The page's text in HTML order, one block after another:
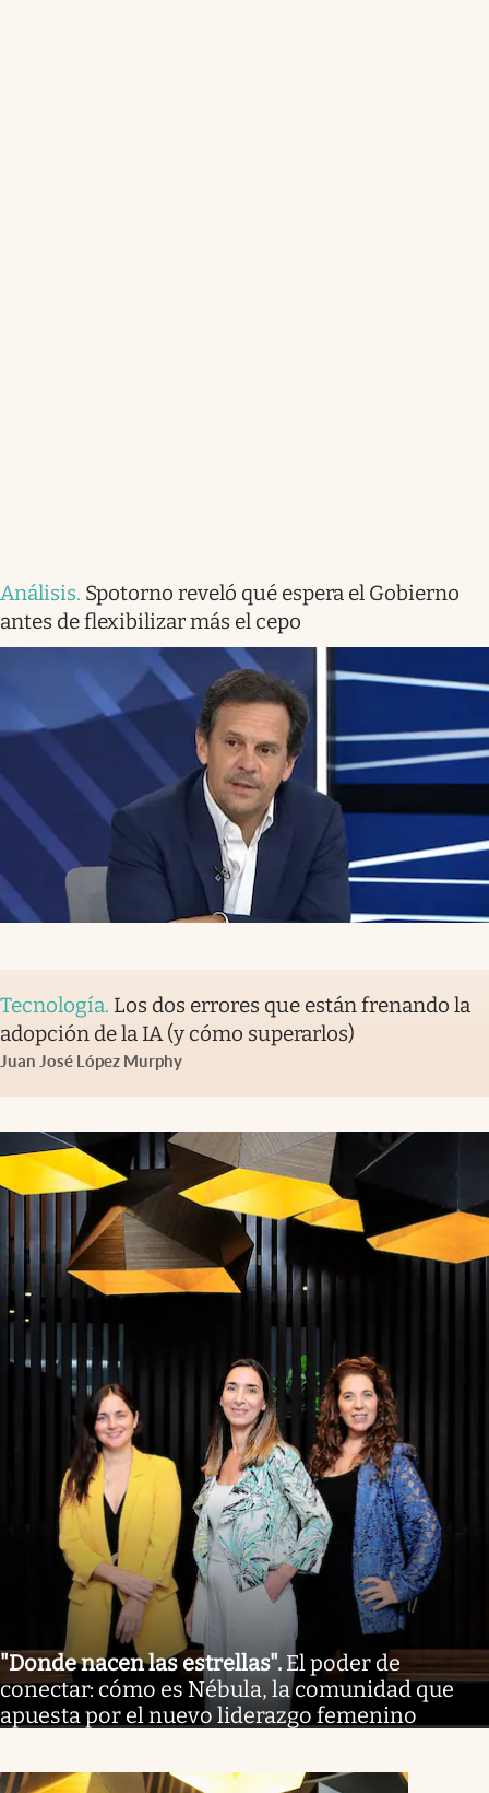
Análisis. Spotorno reveló qué espera el Gobierno
antes de flexibilizar más el cepo
Tecnología. Los dos errores que están frenando la
adopción de la IA (y cómo superarlos)
Juan José López Murphy
"Donde nacen las estrellas". El poder de
conectar: cómo es Nébula, la comunidad que
apuesta por el nuevo liderazgo femenino